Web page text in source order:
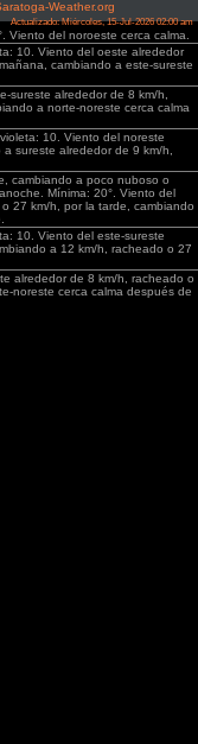
Weather.org
Actualizado: Miércoles, 15-Jul-2026 02:00 am
Viento del noroeste cerca calma.
10. Viento del oeste alrededor
cambiando a este-sureste
sureste alrededor de 8 km/h,
a norte-noreste cerca calma
10. Viento del noreste
sureste alrededor de 9 km/h,
cambiando a poco nuboso o
Mínima: 20°. Viento del
27 km/h, por la tarde, cambiando
10. Viento del este-sureste
a 12 km/h, racheado o 27
alrededor de 8 km/h, racheado o
noreste cerca calma después de